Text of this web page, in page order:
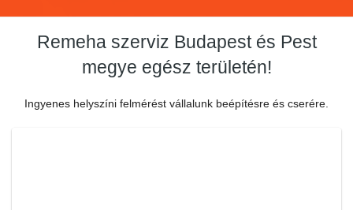
Remeha szerviz Budapest és Pest
megye egész területén!
Ingyenes helyszíni felmérést vállalunk beépítésre és cserére.